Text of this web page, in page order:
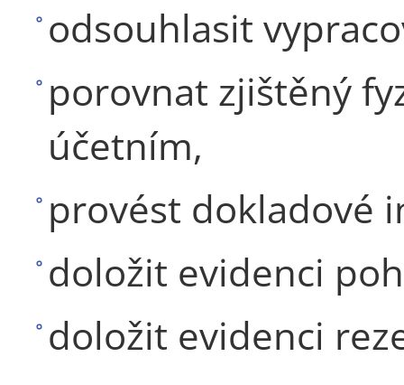
odsouhlasit
porovnat zjištěný
účetním,
provést dokladové
doložit evidenci
doložit evidenci